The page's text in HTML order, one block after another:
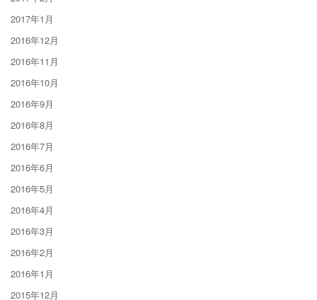
2017年1月
2016年12月
2016年11月
2016年10月
2016年9月
2016年8月
2016年7月
2016年6月
2016年5月
2016年4月
2016年3月
2016年2月
2016年1月
2015年12月